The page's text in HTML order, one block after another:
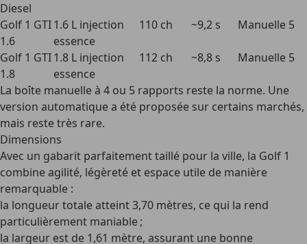
Diesel
Golf 1 GTI
1.6
1.6 L injection
essence
110 ch ~9,2 s Manuelle 5
Golf 1 GTI
1.8
1.8 L injection
essence
112 ch ~8,8 s Manuelle 5
La boîte manuelle à 4 ou 5 rapports reste la norme. Une
version automatique a été proposée sur certains marchés,
mais reste très rare.
Dimensions
Avec un gabarit parfaitement taillé pour la ville, la Golf 1
combine agilité, légèreté et espace utile de manière
remarquable :
la longueur totale atteint 3,70 mètres, ce qui la rend
particulièrement maniable ;
la largeur est de 1,61 mètre, assurant une bonne